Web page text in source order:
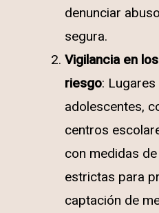
denunciar
segura.
Vigilancia en
riesgo:
adolescentes,
centros
con medidas
estrictas para
captación de